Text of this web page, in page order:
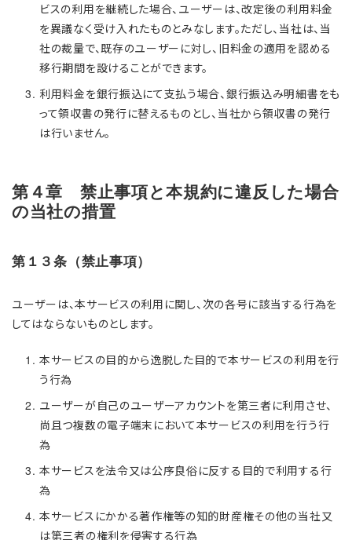
ビスの利用を継続した場合、ユーザーは、改定後の利用料金
を異議なく受け入れたものとみなします。ただし、当社は、当
社の裁量で、既存のユーザーに対し、旧料金の適用を認める
移行期間を設けることができます。
利用料金を銀行振込にて支払う場合、銀行振込み明細書をも
って領収書の発行に替えるものとし、当社から領収書の発行
は行いません。
第４章 禁止事項と本規約に違反した場合
の当社の措置
第１３条（禁止事項）
ユーザーは、本サービスの利用に関し、次の各号に該当する行為を
してはならないものとします。
本サービスの目的から逸脱した目的で本サービスの利用を行
う行為
ユーザーが自己のユーザーアカウントを第三者に利用させ、
尚且つ複数の電子端末において本サービスの利用を行う行
為
本サービスを法令又は公序良俗に反する目的で利用する行
為
本サービスにかかる著作権等の知的財産権その他の当社又
は第三者の権利を侵害する行為